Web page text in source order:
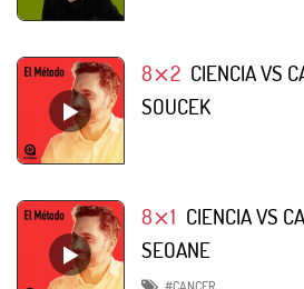
8⨯2 CIENCIA VS
SOUCEK
8⨯1 CIENCIA VS
SEOANE